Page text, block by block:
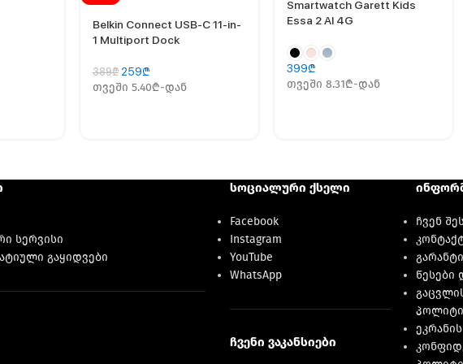
Belkin Connect USB-C 11-in-
1 Multiport Dock
389₾ 259₾
თვეში 5.40₾-დან
Smartwatch Garett Kids
Essa 2 AI 4G
399₾
თვეში 8.31₾-დან
სერვისი
გაყიდვები
სოციალური ქსელი
Facebook
Instagram
YouTube
WhatsApp
ჩვენი ვაკანსიები
ჩვენ
წესები